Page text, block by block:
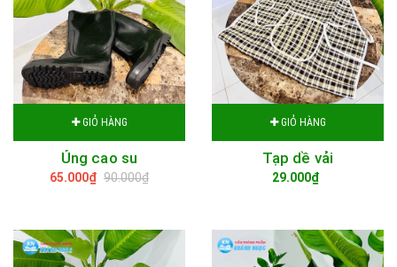
GIỎ HÀNG
Ủng cao su
65.000₫ 90.000₫
GIỎ HÀNG
Tạp dề vải
29.000₫